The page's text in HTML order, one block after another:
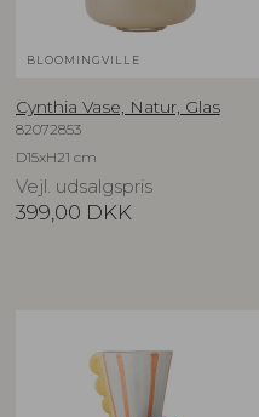
BLOOMINGVILLE
Cynthia Vase, Natur, Glas
82072853
D15xH21 cm
Vejl. udsalgspris
399,00 DKK